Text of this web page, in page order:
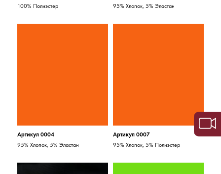
100% Полиэстер
95% Хлопок, 5% Эластан
Артикул 0004
95% Хлопок, 5% Эластан
Артикул 0007
95% Хлопок, 5% Полиэстер